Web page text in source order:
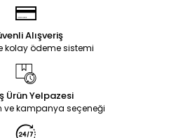
Alışveriş
kolay ödeme sistemi
Ürün Yelpazesi
ve kampanya seçeneği